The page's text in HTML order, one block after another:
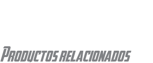
Productos relacionados